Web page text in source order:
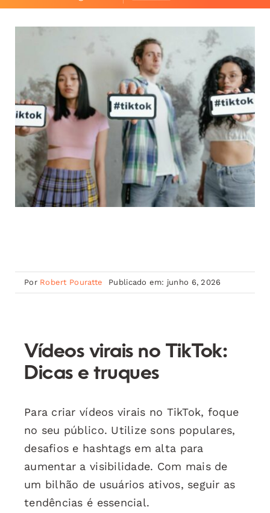
Por Robert Pouratte Publicado em: junho 6, 2026
Vídeos virais no TikTok:
Dicas e truques
Para criar vídeos virais no TikTok, foque
no seu público. Utilize sons populares,
desafios e hashtags em alta para
aumentar a visibilidade. Com mais de
um bilhão de usuários ativos, seguir as
tendências é essencial.